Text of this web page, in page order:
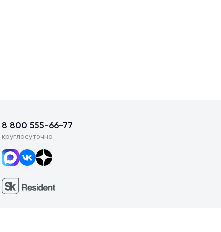
8 800 555-66-77
круглосуточно